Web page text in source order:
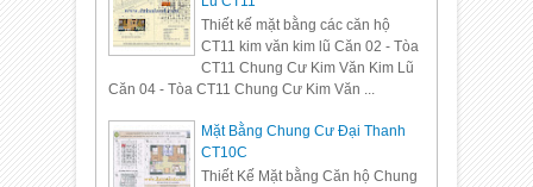
Thiết kế mặt bằng các căn hộ
CT11 kim văn kim lũ Căn 02 - Tòa
CT11 Chung Cư Kim Văn Kim Lũ
Căn 04 - Tòa CT11 Chung Cư Kim Văn ...
Mặt Bằng Chung Cư Đại Thanh
CT10C
Thiết Kế Mặt bằng Căn hộ Chung